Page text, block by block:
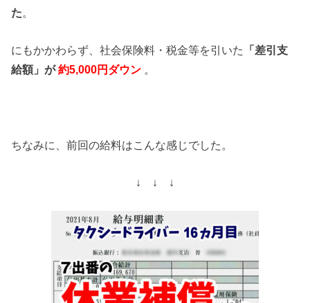
た。
にもかかわらず、社会保険料・税金等を引いた
「差引支
給額」が 約5,000円ダウン 。
ちなみに、前回の給料はこんな感じでした。
↓ ↓ ↓